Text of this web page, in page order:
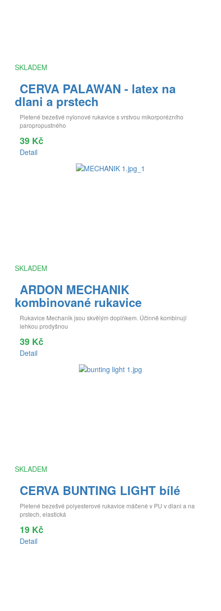
SKLADEM
CERVA PALAWAN - latex na
dlani a prstech
Pletené bezešvé nylonové rukavice s vrstvou mikorporézního
paropropustného
39 Kč
Detail
SKLADEM
ARDON MECHANIK
kombinované rukavice
Rukavice Mechanik jsou skvělým doplňkem. Účinně kombinují
lehkou prodyšnou
39 Kč
Detail
SKLADEM
CERVA BUNTING LIGHT bílé
Pletené bezešvé polyesterové rukavice máčené v PU v dlani a na
prstech, elastická
19 Kč
Detail